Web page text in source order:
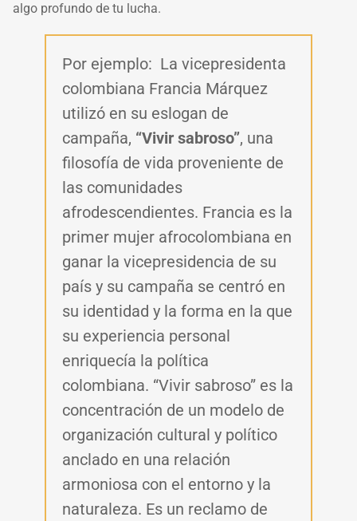
algo profundo de tu lucha.
Por ejemplo: La vicepresidenta
colombiana Francia Márquez
utilizó en su eslogan de
campaña, “Vivir sabroso”, una
filosofía de vida proveniente de
las comunidades
afrodescendientes. Francia es la
primer mujer afrocolombiana en
ganar la vicepresidencia de su
país y su campaña se centró en
su identidad y la forma en la que
su experiencia personal
enriquecía la política
colombiana. “Vivir sabroso” es la
concentración de un modelo de
organización cultural y político
anclado en una relación
armoniosa con el entorno y la
naturaleza. Es un reclamo de